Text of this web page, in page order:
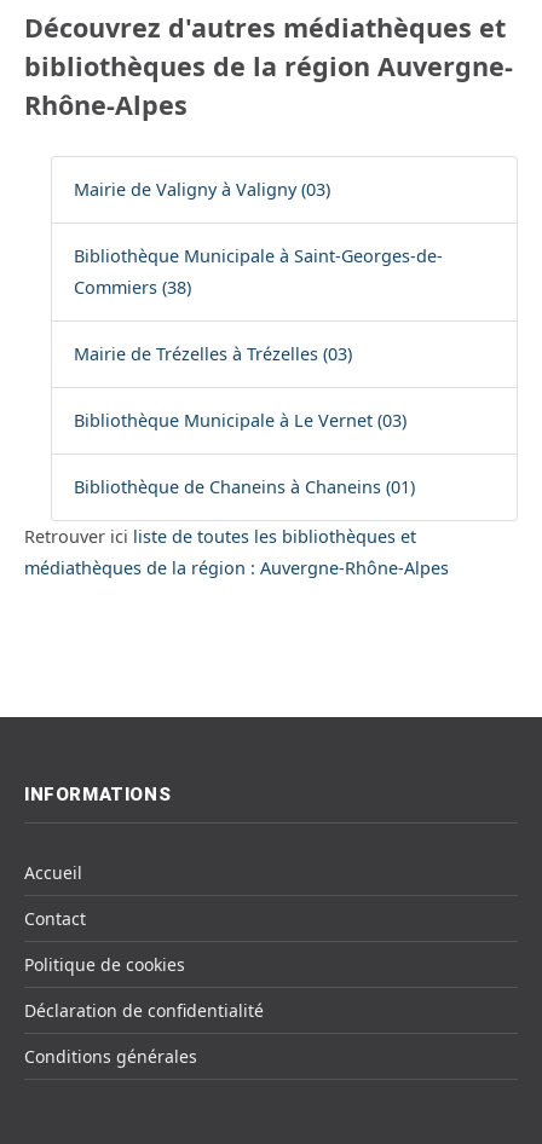
Découvrez d'autres médiathèques et
bibliothèques de la région Auvergne-
Rhône-Alpes
Mairie de Valigny à Valigny (03)
Bibliothèque Municipale à Saint-Georges-de-
Commiers (38)
Mairie de Trézelles à Trézelles (03)
Bibliothèque Municipale à Le Vernet (03)
Bibliothèque de Chaneins à Chaneins (01)
Retrouver ici liste de toutes les bibliothèques et
médiathèques de la région : Auvergne-Rhône-Alpes
INFORMATIONS
Accueil
Contact
Politique de cookies
Déclaration de confidentialité
Conditions générales